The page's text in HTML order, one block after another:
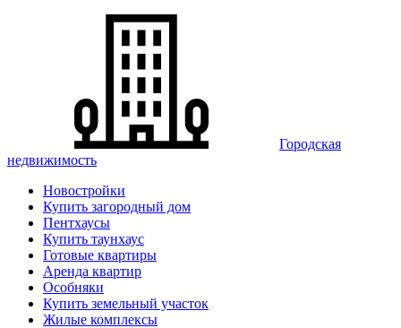
Городская
недвижимость
Новостройки
Купить загородный дом
Пентхаусы
Купить таунхаус
Готовые квартиры
Аренда квартир
Особняки
Купить земельный участок
Жилые комплексы